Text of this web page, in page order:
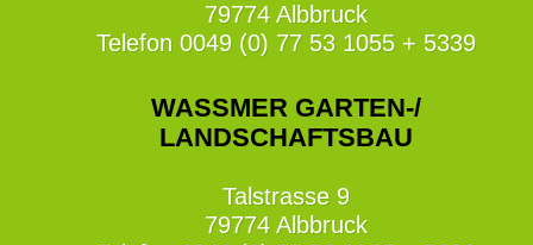
79774 Albbruck
Telefon 0049 (0) 77 53 1055 + 5339
WASSMER GARTEN-/
LANDSCHAFTSBAU
Talstrasse 9
79774 Albbruck